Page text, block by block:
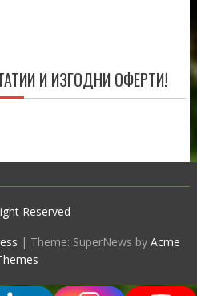
И ИЗГОДНИ ОФЕРТИ!
Reserved
| Theme: SuperNews byAcme